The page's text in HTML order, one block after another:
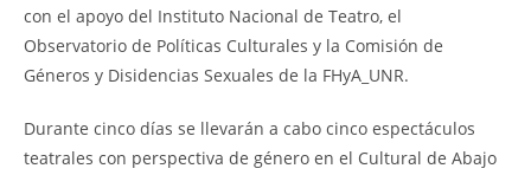
con el apoyo del Instituto Nacional de Teatro, el
Observatorio de Políticas Culturales y la Comisión de
Géneros y Disidencias Sexuales de la FHyA_UNR.
Durante cinco días se llevarán a cabo cinco espectáculos
teatrales con perspectiva de género en el Cultural de Abajo